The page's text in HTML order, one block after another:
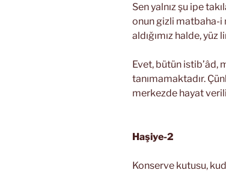
Sen yalnız şu ipe
onun gizli matbaha-i
aldığımız halde, yüz
Evet, bütün istib’âd,
tanımamaktadır.
merkezde hayat
Haşiye-2
Konserve kutusu,